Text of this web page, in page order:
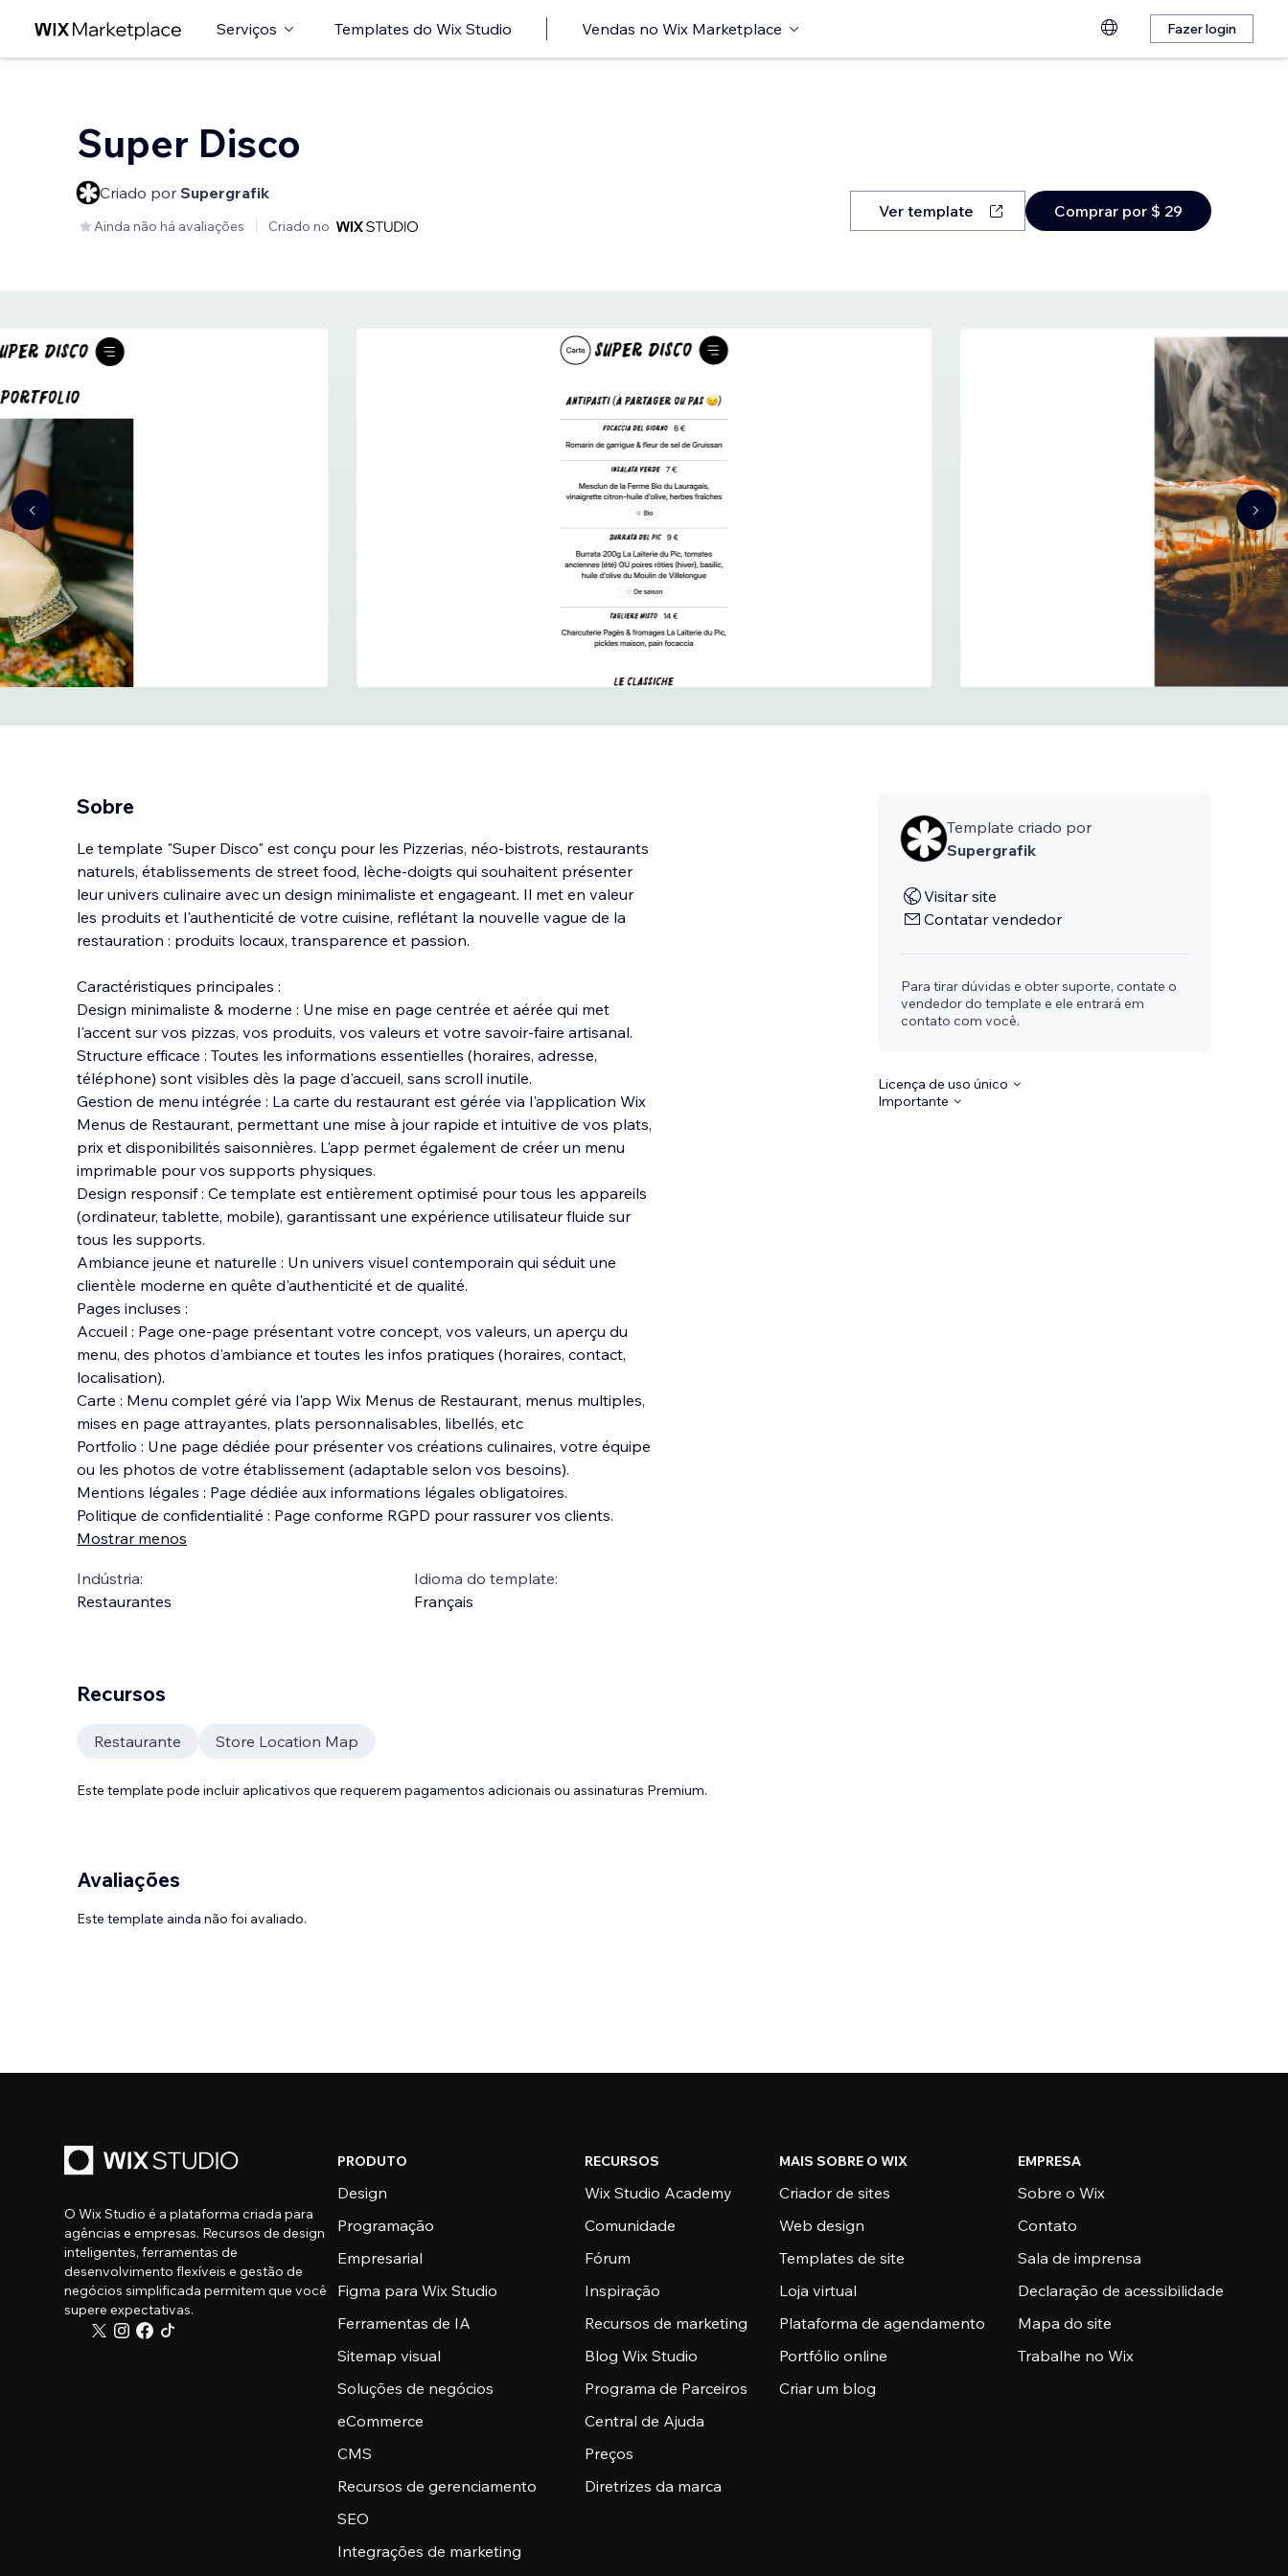
Serviços Templates do Wix Studio Vendas no Wix Marketplace Fazer login
Super Disco
Criado por Supergrafik
Ainda não há avaliações Criado no
Ver template Comprar por $ 29
Sobre
Le template "Super Disco" est conçu pour les Pizzerias, néo-bistrots, restaurants
naturels, établissements de street food, lèche-doigts qui souhaitent présenter
leur univers culinaire avec un design minimaliste et engageant. Il met en valeur
les produits et l'authenticité de votre cuisine, reflétant la nouvelle vague de la
restauration : produits locaux, transparence et passion.
Caractéristiques principales :
Design minimaliste & moderne : Une mise en page centrée et aérée qui met
l'accent sur vos pizzas, vos produits, vos valeurs et votre savoir-faire artisanal.
Structure efficace : Toutes les informations essentielles (horaires, adresse,
téléphone) sont visibles dès la page d'accueil, sans scroll inutile.
Gestion de menu intégrée : La carte du restaurant est gérée via l'application Wix
Menus de Restaurant, permettant une mise à jour rapide et intuitive de vos plats,
prix et disponibilités saisonnières. L'app permet également de créer un menu
imprimable pour vos supports physiques.
Design responsif : Ce template est entièrement optimisé pour tous les appareils
(ordinateur, tablette, mobile), garantissant une expérience utilisateur fluide sur
tous les supports.
Ambiance jeune et naturelle : Un univers visuel contemporain qui séduit une
clientèle moderne en quête d'authenticité et de qualité.
Pages incluses :
Accueil : Page one-page présentant votre concept, vos valeurs, un aperçu du
menu, des photos d'ambiance et toutes les infos pratiques (horaires, contact,
localisation).
Carte : Menu complet géré via l'app Wix Menus de Restaurant, menus multiples,
mises en page attrayantes, plats personnalisables, libellés, etc
Portfolio : Une page dédiée pour présenter vos créations culinaires, votre équipe
ou les photos de votre établissement (adaptable selon vos besoins).
Mentions légales : Page dédiée aux informations légales obligatoires.
Politique de confidentialité : Page conforme RGPD pour rassurer vos clients.
Mostrar menos
Indústria:
Restaurantes
Idioma do template:
Français
Template criado por
Supergrafik
Visitar site
Contatar vendedor
Para tirar dúvidas e obter suporte, contate o
vendedor do template e ele entrará em
contato com você.
Licença de uso único
Importante
Recursos
Restaurante Store Location Map
Este template pode incluir aplicativos que requerem pagamentos adicionais ou assinaturas Premium.
Avaliações
Este template ainda não foi avaliado.
O Wix Studio é a plataforma criada para
agências e empresas. Recursos de design
inteligentes, ferramentas de
desenvolvimento flexíveis e gestão de
negócios simplificada permitem que você
supere expectativas.
PRODUTO
Design
Programação
Empresarial
Figma para Wix Studio
Ferramentas de IA
Sitemap visual
Soluções de negócios
eCommerce
CMS
Recursos de gerenciamento
SEO
Integrações de marketing
RECURSOS
Wix Studio Academy
Comunidade
Fórum
Inspiração
Recursos de marketing
Blog Wix Studio
Programa de Parceiros
Central de Ajuda
Preços
Diretrizes da marca
MAIS SOBRE O WIX
Criador de sites
Web design
Templates de site
Loja virtual
Plataforma de agendamento
Portfólio online
Criar um blog
EMPRESA
Sobre o Wix
Contato
Sala de imprensa
Declaração de acessibilidade
Mapa do site
Trabalhe no Wix